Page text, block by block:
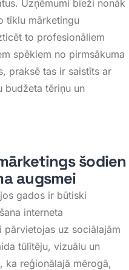
. Uzņēmumi bieži nonāk
tīklu mārketingu
to profesionāliem
spēkiem no pirmsākuma
praksē tas ir saistīts ar
budžeta tēriņu un
šodien
augsmei
gados ir būtiski
interneta
uz sociālajām
tūlītēju, vizuālu un
ka reģionālajā mērogā,